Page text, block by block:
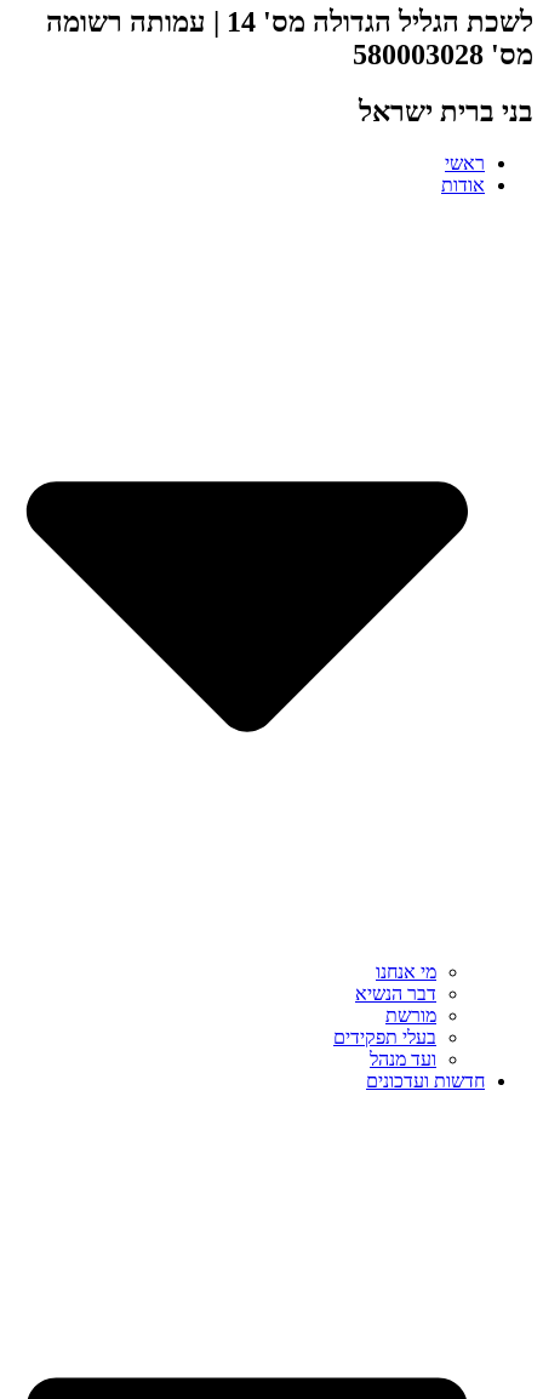
לשכת הגליל הגדולה מס' 14 | עמותה רשומה
מס' 580003028
בני ברית ישראל
ראשי
אודות
מי אנחנו
דבר הנשיא
מורשת
בעלי תפקידים
ועד מנהל
חדשות ועדכונים